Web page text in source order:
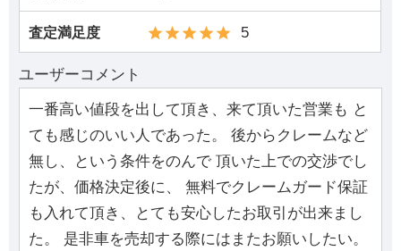
査定満足度 5
ユーザーコメント
一番高い値段を出して頂き、来て頂いた営業も と
ても感じのいい人であった。 後からクレームなど
無し、という条件をのんで 頂いた上での交渉でし
たが、価格決定後に、 無料でクレームガード保証
も入れて頂き、とても安心したお取引が出来まし
た。 是非車を売却する際にはまたお願いしたい。